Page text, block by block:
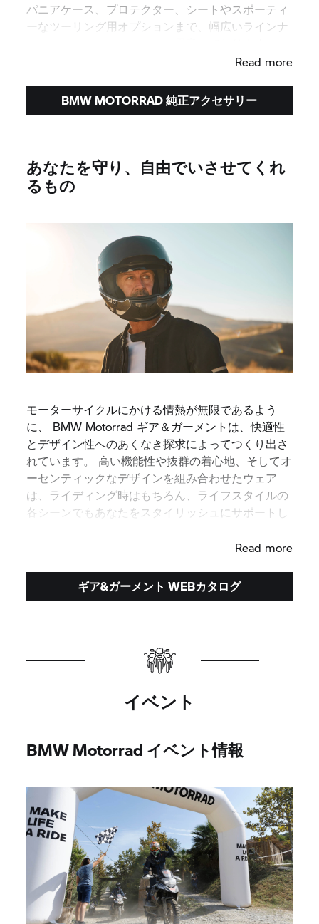
パニアケース、プロテクター、シートやスポーティ
ーなツーリング用オプションまで、幅広いラインナ
Read more
BMW MOTORRAD 純正アクセサリー
あなたを守り、自由でいさせてくれ
るもの
モーターサイクルにかける情熱が無限であるよう
に、 BMW Motorrad ギア＆ガーメントは、快適性
とデザイン性へのあくなき探求によってつくり出さ
れています。 高い機能性や抜群の着心地、そしてオ
ーセンティックなデザインを組み合わせたウェア
は、ライディング時はもちろん、ライフスタイルの
各シーンでもあなたをスタイリッシュにサポートし
Read more
ギア&ガーメント WEBカタログ
イベント
BMW Motorrad イベント情報